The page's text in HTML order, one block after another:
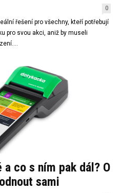
0
řešení pro všechny, kteří potřebují
pro svou akci, aniž by museli
co s ním pak dál? O
sami